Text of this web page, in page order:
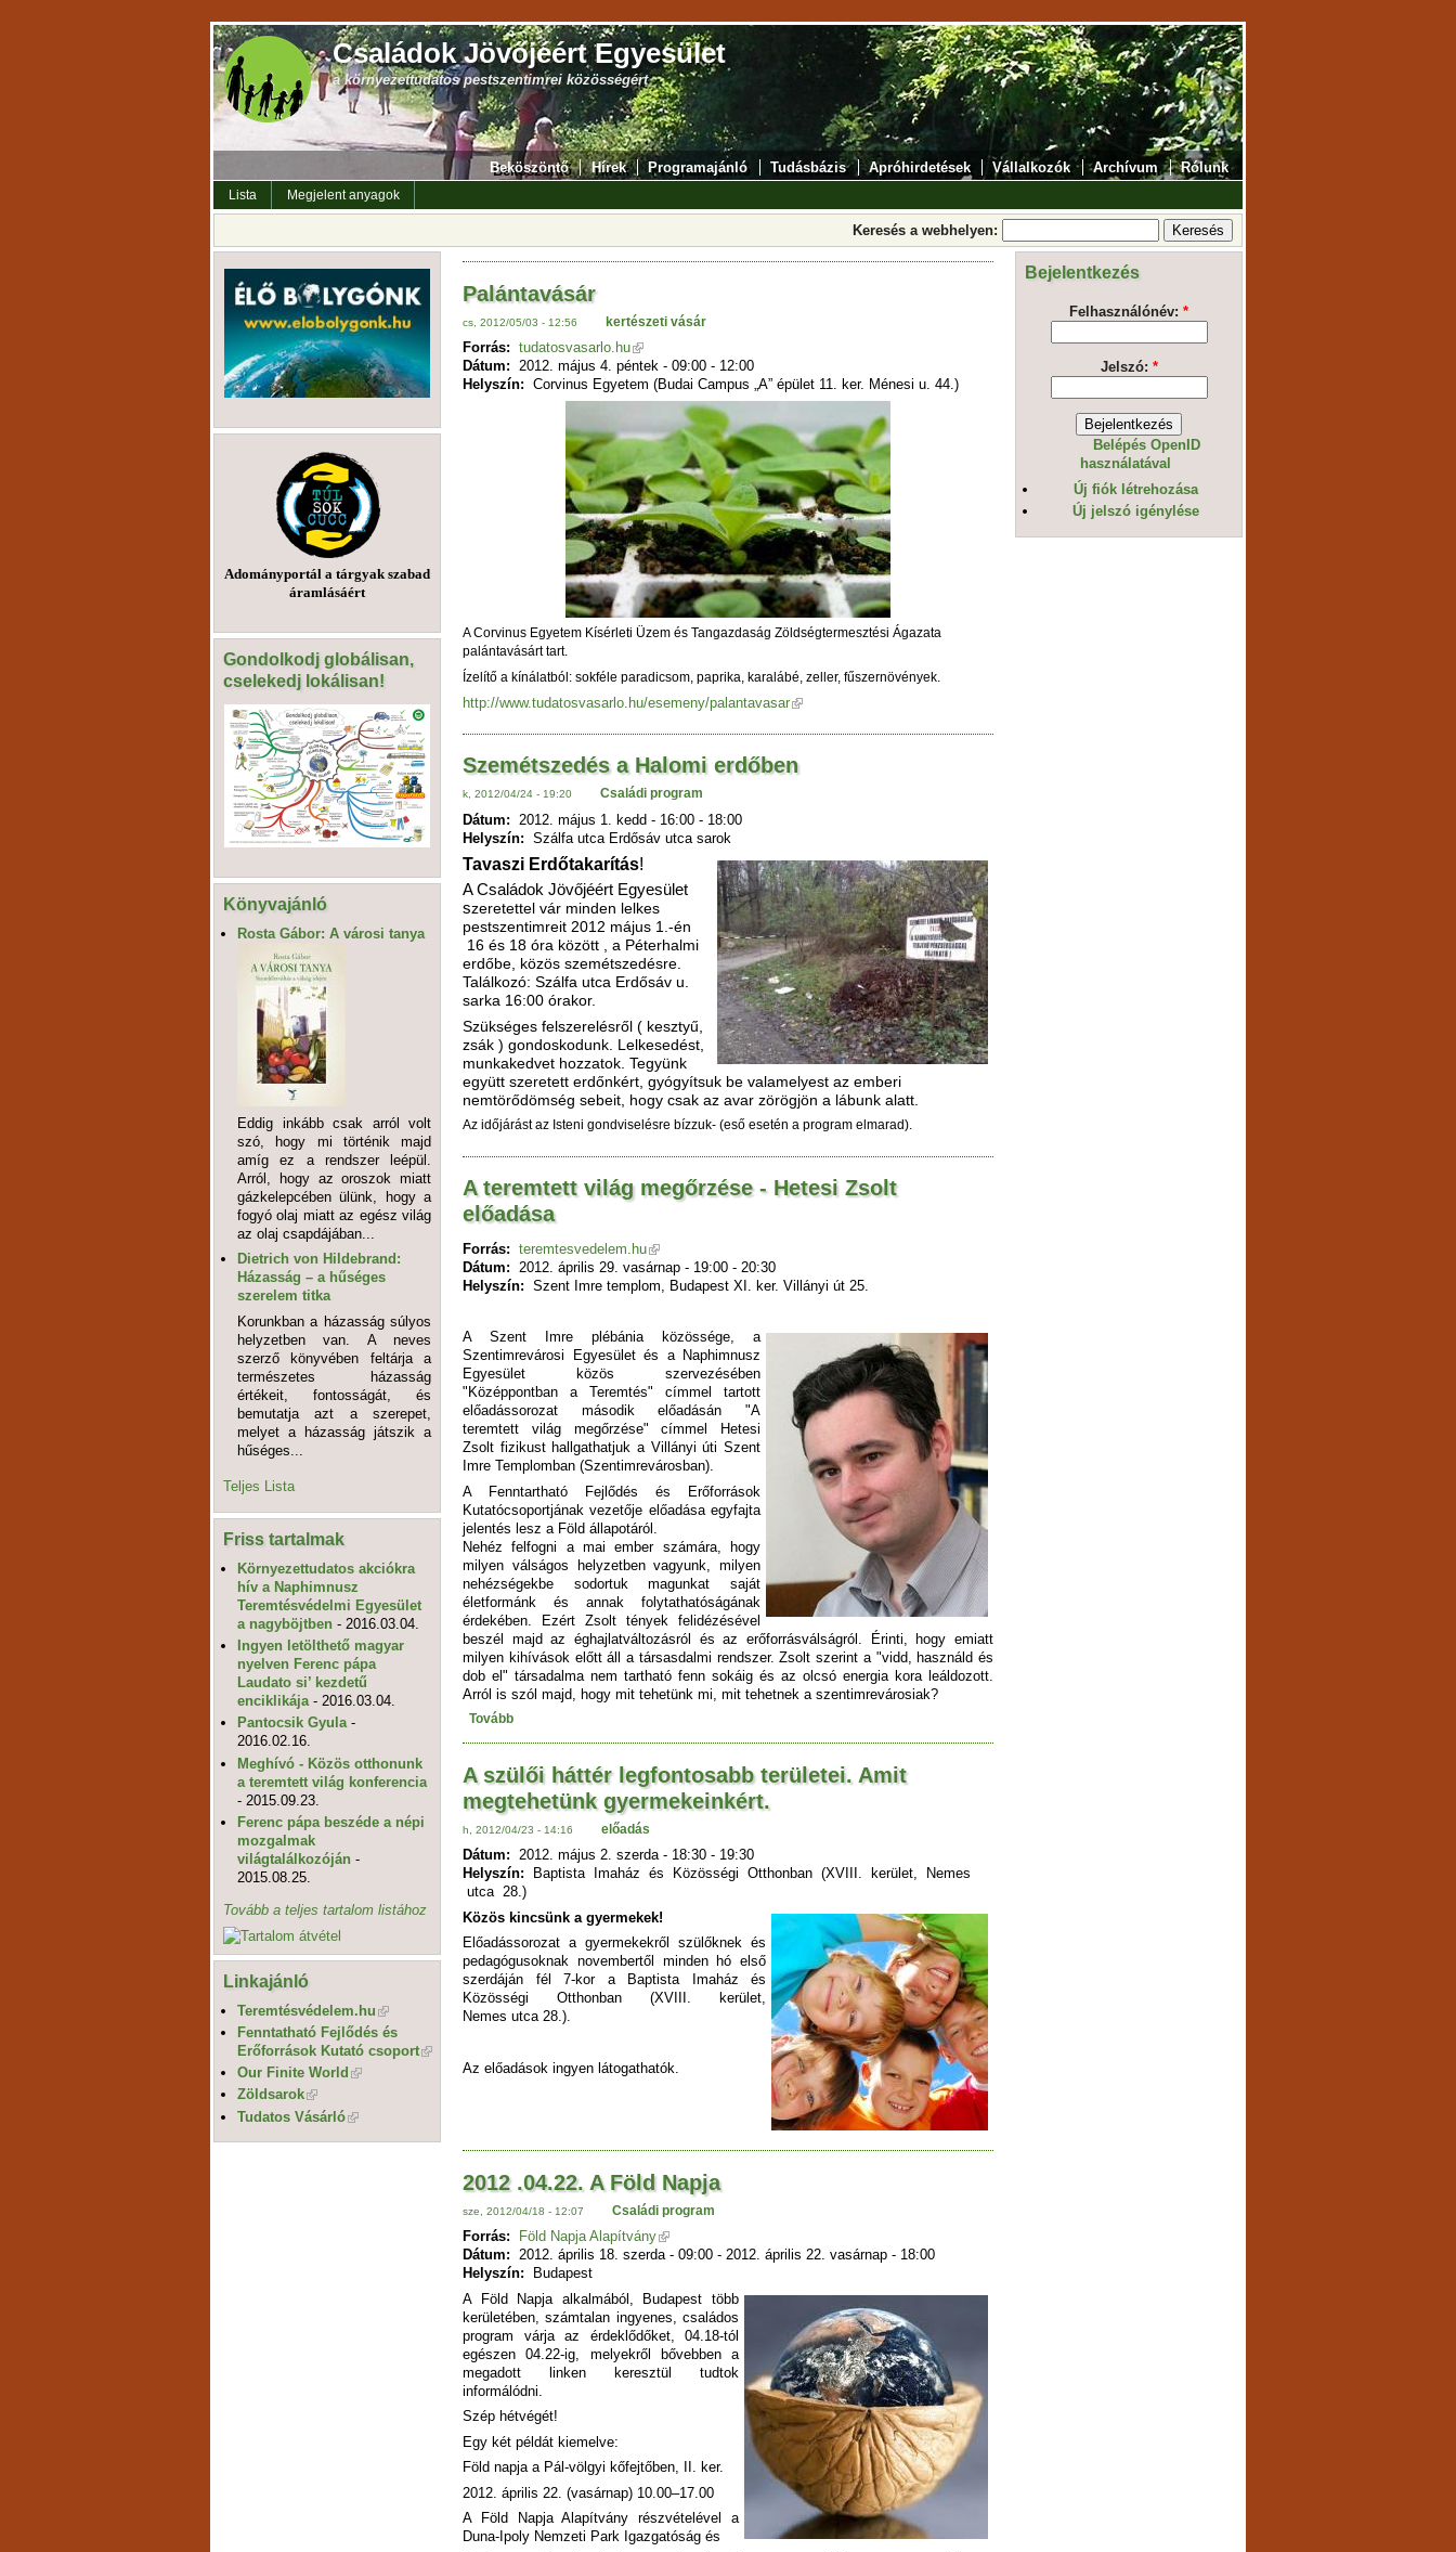
Családok Jövőjéért Egyesület
a környezettudatos pestszentimrei közösségért
Beköszöntő Hírek Programajánló Tudásbázis Apróhirdetések Vállalkozók Archívum Rólunk
Lista Megjelent anyagok
Keresés a webhelyen:
Adományportál a tárgyak szabad
áramlásáért
Gondolkodj globálisan,
cselekedj lokálisan!
Könyvajánló
Rosta Gábor: A városi tanya
Eddig inkább csak arról volt
szó, hogy mi történik majd
amíg ez a rendszer leépül.
Arról, hogy az oroszok miatt
gázkelepcében ülünk, hogy a
fogyó olaj miatt az egész világ
az olaj csapdájában...
Dietrich von Hildebrand:
Házasság – a hűséges
szerelem titka
Korunkban a házasság súlyos
helyzetben van. A neves
szerző könyvében feltárja a
természetes házasság
értékeit, fontosságát, és
bemutatja azt a szerepet,
melyet a házasság játszik a
hűséges...
Teljes Lista
Friss tartalmak
Környezettudatos akciókra
hív a Naphimnusz
Teremtésvédelmi Egyesület
a nagyböjtben - 2016.03.04.
Ingyen letölthető magyar
nyelven Ferenc pápa
Laudato si’ kezdetű
enciklikája - 2016.03.04.
Pantocsik Gyula -
2016.02.16.
Meghívó - Közös otthonunk
a teremtett világ konferencia
- 2015.09.23.
Ferenc pápa beszéde a népi
mozgalmak
világtalálkozóján -
2015.08.25.
Tovább a teljes tartalom listához
Linkajánló
Teremtésvédelem.hu
Fenntatható Fejlődés és
Erőforrások Kutató csoport
Our Finite World
Zöldsarok
Tudatos Vásárló
Palántavásár
cs, 2012/05/03 - 12:56 kertészeti vásár
Forrás: tudatosvasarlo.hu
Dátum: 2012. május 4. péntek - 09:00 - 12:00
Helyszín: Corvinus Egyetem (Budai Campus „A” épület 11. ker. Ménesi u. 44.)
A Corvinus Egyetem Kísérleti Üzem és Tangazdaság Zöldségtermesztési Ágazata
palántavásárt tart.
Ízelítő a kínálatból: sokféle paradicsom, paprika, karalábé, zeller, fűszernövények.
http://www.tudatosvasarlo.hu/esemeny/palantavasar
Szemétszedés a Halomi erdőben
k, 2012/04/24 - 19:20 Családi program
Dátum: 2012. május 1. kedd - 16:00 - 18:00
Helyszín: Szálfa utca Erdősáv utca sarok
Tavaszi Erdőtakarítás!
A Családok Jövőjéért Egyesület
szeretettel vár minden lelkes
pestszentimreit 2012 május 1.-én
16 és 18 óra között , a Péterhalmi
erdőbe, közös szemétszedésre.
Találkozó: Szálfa utca Erdősáv u.
sarka 16:00 órakor.
Szükséges felszerelésről ( kesztyű,
zsák ) gondoskodunk. Lelkesedést,
munkakedvet hozzatok. Tegyünk
együtt szeretett erdőnkért, gyógyítsuk be valamelyest az emberi
nemtörődömség sebeit, hogy csak az avar zörögjön a lábunk alatt.
Az időjárást az Isteni gondviselésre bízzuk- (eső esetén a program elmarad).
A teremtett világ megőrzése - Hetesi Zsolt
előadása
Forrás: teremtesvedelem.hu
Dátum:
2012. április 29. vasárnap - 19:00 - 20:30
Helyszín: Szent Imre templom, Budapest XI. ker. Villányi út 25.
A Szent Imre plébánia közössége, a
Szentimrevárosi Egyesület és a Naphimnusz
Egyesület közös szervezésében
"Középpontban a Teremtés" címmel tartott
előadássorozat második előadásán "A
teremtett világ megőrzése" címmel Hetesi
Zsolt fizikust hallgathatjuk a Villányi úti Szent
Imre Templomban (Szentimrevárosban).
A Fenntartható Fejlődés és Erőforrások
Kutatócsoportjának vezetője előadása egyfajta
jelentés lesz a Föld állapotáról.
Nehéz felfogni a mai ember számára, hogy
milyen válságos helyzetben vagyunk, milyen
nehézségekbe sodortuk magunkat saját
életformánk és annak folytathatóságának
érdekében. Ezért Zsolt tények felidézésével
beszél majd az éghajlatváltozásról és az erőforrásválságról. Érinti, hogy emiatt
milyen kihívások előtt áll a társasdalmi rendszer. Zsolt szerint a "vidd, használd és
dob el" társadalma nem tartható fenn sokáig és az olcsó energia kora leáldozott.
Arról is szól majd, hogy mit tehetünk mi, mit tehetnek a szentimrevárosiak?
Tovább
A szülői háttér legfontosabb területei. Amit
megtehetünk gyermekeinkért.
h, 2012/04/23 - 14:16 előadás
Dátum: 2012. május 2. szerda - 18:30 - 19:30
Helyszín:
Baptista Imaház és Közösségi Otthonban (XVIII. kerület, Nemes
utca 28.)
Közös kincsünk a gyermekek!
Előadássorozat a gyermekekről szülőknek és
pedagógusoknak novembertől minden hó első
szerdáján fél 7-kor a Baptista Imaház és
Közösségi Otthonban (XVIII. kerület,
Nemes utca 28.).
Az előadások ingyen látogathatók.
2012 .04.22. A Föld Napja
sze, 2012/04/18 - 12:07 Családi program
Forrás:
Föld Napja Alapítvány
Dátum: 2012. április 18. szerda - 09:00 - 2012. április 22. vasárnap - 18:00
Helyszín:
Budapest
A Föld Napja alkalmából, Budapest több
kerületében, számtalan ingyenes, családos
program várja az érdeklődőket, 04.18-tól
egészen 04.22-ig, melyekről bővebben a
megadott linken keresztül tudtok
informálódni.
Szép hétvégét!
Egy két példát kiemelve:
Föld napja a Pál-völgyi kőfejtőben, II. ker.
2012. április 22. (vasárnap) 10.00–17.00
A Föld Napja Alapítvány részvételével a
Duna-Ipoly Nemzeti Park Igazgatóság és
Bejelentkezés
Felhasználónév: *
Jelszó: *
Belépés OpenID
használatával
Új fiók létrehozása
Új jelszó igénylése